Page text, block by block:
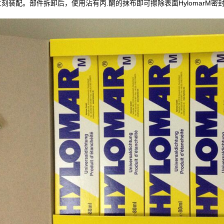
刻装配。部件拆卸后，使用沾有丙.酮的抹布即可擦除表面HylomarM密